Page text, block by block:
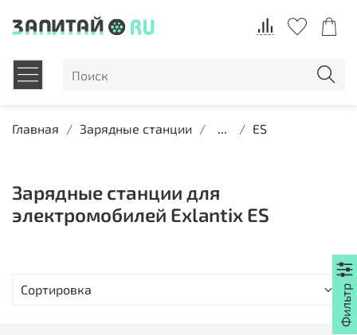
Главная Зарядные станции ... ES
Зарядные станции для
электромобилей Exlantix ES